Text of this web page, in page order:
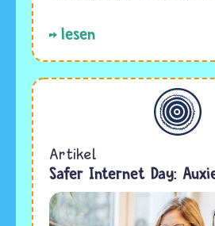
lesen
Allgemein
Artikel
Safer Internet Day: